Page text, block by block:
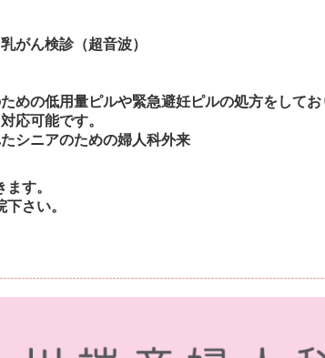
がん検診（超音波）
めの低用量ピルや緊急避妊ピルの処方をして
応可能です。
シニアのための婦人科外来
す。
さい。